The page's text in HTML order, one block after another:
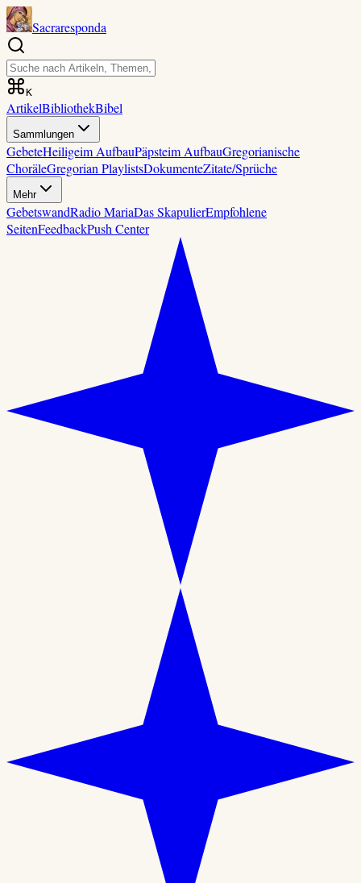
Sacraresponda
K
ArtikelBibliothekBibel
Sammlungen
GebeteHeiligeim AufbauPäpsteim AufbauGregorianische
ChoräleGregorian PlaylistsDokumenteZitate/Sprüche
Mehr
GebetswandRadio MariaDas SkapulierEmpfohlene
SeitenFeedbackPush Center